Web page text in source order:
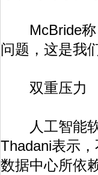
McBride称
问题，这是我
双重压力
人工智能软
Thadani表示
数据中心所依